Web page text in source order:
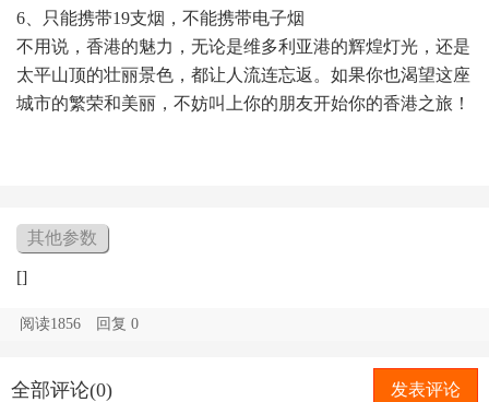
6、只能携带19支烟，不能携带电子烟
不用说，香港的魅力，无论是维多利亚港的辉煌灯光，还是
太平山顶的壮丽景色，都让人流连忘返。如果你也渴望这座
城市的繁荣和美丽，不妨叫上你的朋友开始你的香港之旅！
其他参数
[]
阅读1856 回复0
全部评论(0) 发表评论